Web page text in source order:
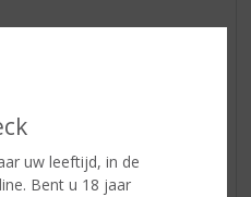
uw leeftijd, in de
Bent u 18 jaar